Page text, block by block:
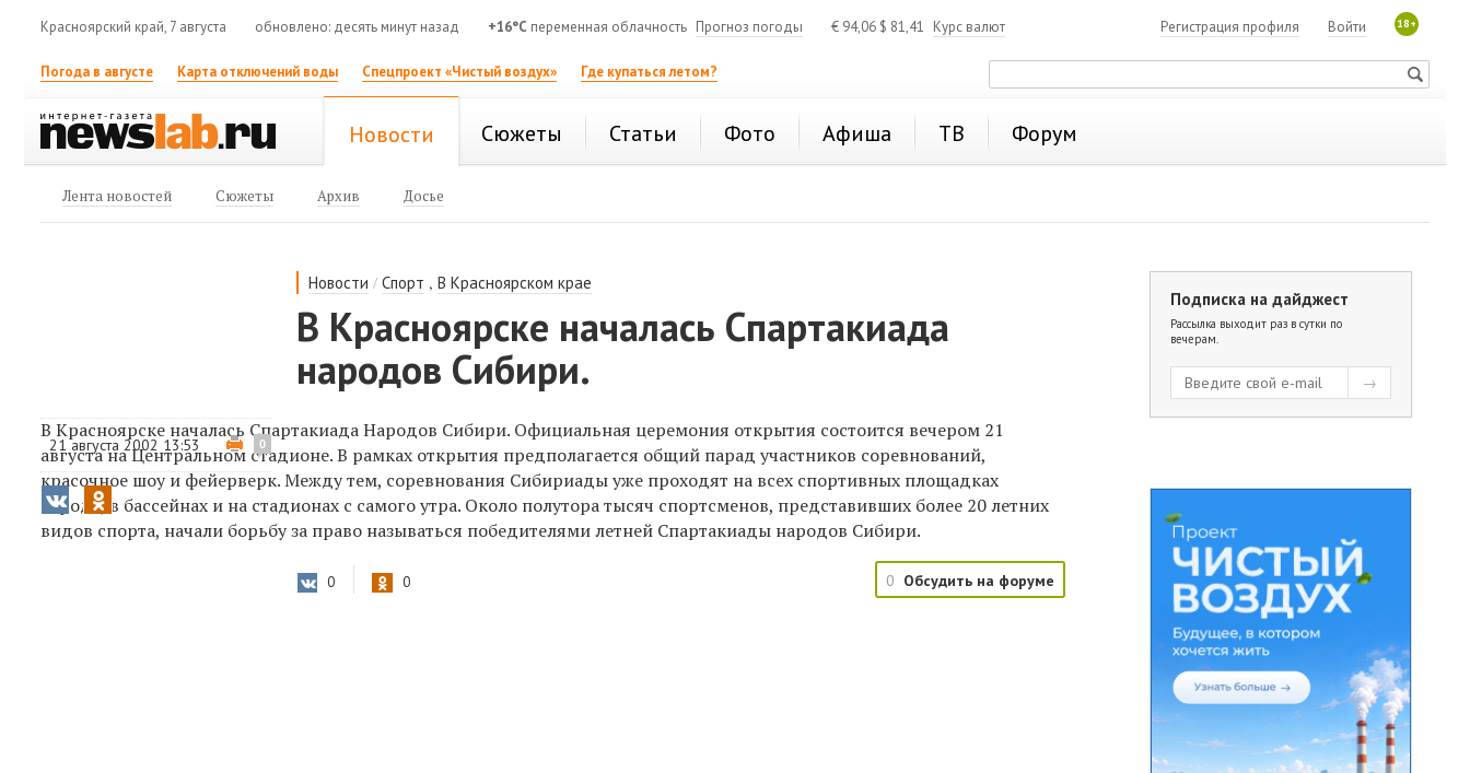
Красноярский край, 7 августа обновлено: десять минут назад +16°C переменная облачность Прогноз погоды € 94,06 $ 81,41 Курс валют 18+
Войти
Регистрация профиля
Погода в августе Карта отключений воды Спецпроект «Чистый воздух» Где купаться летом?
Новости Сюжеты Статьи Фото Афиша ТВ Форум
Лента новостей Сюжеты Архив Досье
Новости /Спорт ,В Красноярском крае
В Красноярске началась Спартакиада
народов Сибири.
21 августа 2002 13:53 0
В Красноярске началась Спартакиада Народов Сибири. Официальная церемония открытия состоится вечером 21
августа на Центральном стадионе. В рамках открытия предполагается общий парад участников соревнований,
красочное шоу и фейерверк. Между тем, соревнования Сибириады уже проходят на всех спортивных площадках
города, в бассейнах и на стадионах с самого утра. Около полутора тысяч спортсменов, представивших более 20 летних
видов спорта, начали борьбу за право называться победителями летней Спартакиады народов Сибири.
0 0 0 Обсудить на форуме
Подписка на дайджест
Рассылка выходит раз в сутки по
вечерам.